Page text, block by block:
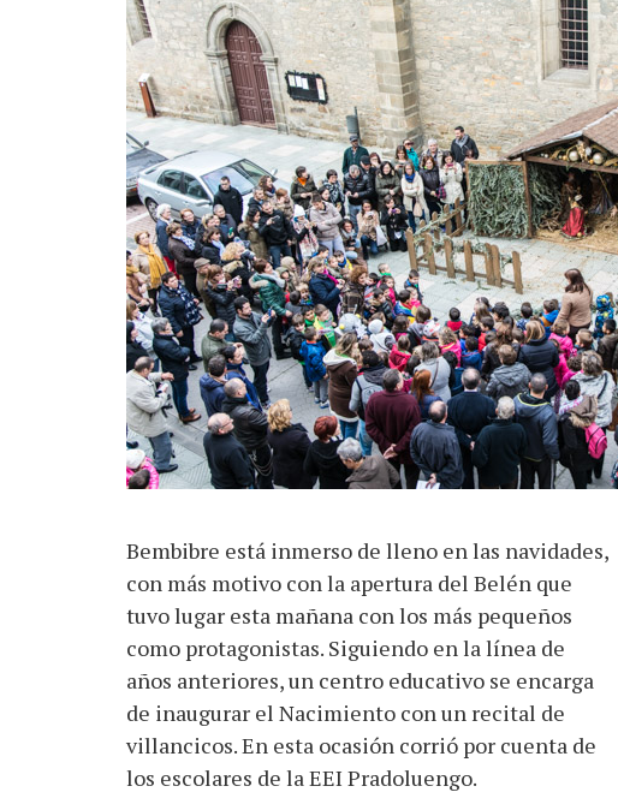
Bembibre está inmerso de lleno en las navidades,
con más motivo con la apertura del Belén que
tuvo lugar esta mañana con los más pequeños
como protagonistas. Siguiendo en la línea de
años anteriores, un centro educativo se encarga
de inaugurar el Nacimiento con un recital de
villancicos. En esta ocasión corrió por cuenta de
los escolares de la EEI Pradoluengo.